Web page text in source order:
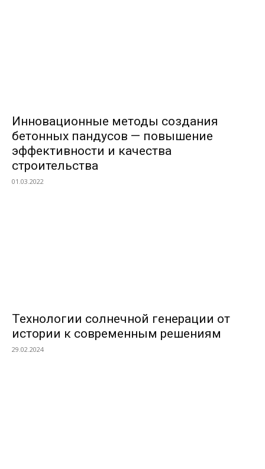
Инновационные методы создания
бетонных пандусов — повышение
эффективности и качества
строительства
01.03.2022
Технологии солнечной генерации от
истории к современным решениям
29.02.2024